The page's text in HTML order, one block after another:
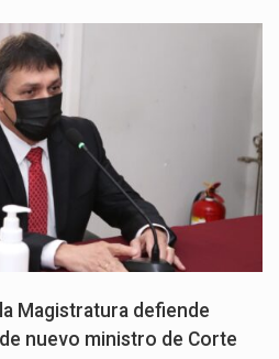
Magistratura defiende
nuevo ministro de Corte